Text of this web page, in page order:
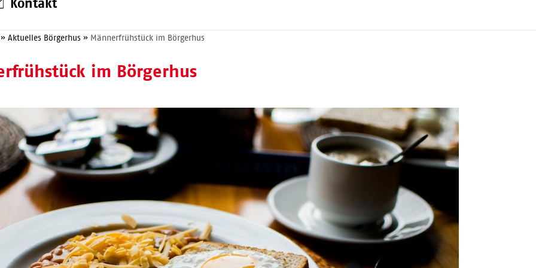
Kontakt
Aktuelles Börgerhus » Männerfrühstück im Börgerhus
im Börgerhus